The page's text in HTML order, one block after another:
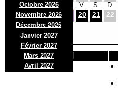
Octobre 2026
Novembre 2026
Décembre 2026
Janvier 2027
Février 2027
Mars 2027
Avril 2027
L
16
M
17
M
18
V
20
S
21
D
22
L
30
PRÉSENTATION